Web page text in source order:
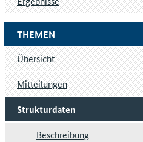
THEMEN
Übersicht
Mitteilungen
Strukturdaten
Beschreibung